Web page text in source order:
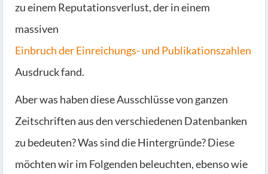
zu einem Reputationsverlust, der in einem
massiven
Einbruch der Einreichungs- und Publikationszahlen
Ausdruck fand.
Aber was haben diese Ausschlüsse von ganzen
Zeitschriften aus den verschiedenen Datenbanken
zu bedeuten? Was sind die Hintergründe? Diese
möchten wir im Folgenden beleuchten, ebenso wie